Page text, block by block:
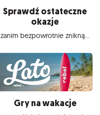
Sprawdź ostateczne
okazje
zanim bezpowrotnie znikną...
Gry na wakacje